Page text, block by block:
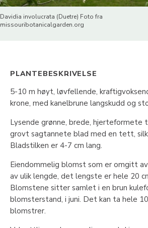
Davidia involucrata (Duetre) Foto fra
missouribotanicalgarden.org
PLANTEBESKRIVELSE
5-10 m høyt, løvfellende,
krone, med kanelbrune langskudd og
Lysende grønne, brede, hjerteformete
grovt sagtannete blad med en tett,
Bladstilken er 4-7 cm lang.
Eiendommelig blomst som er omgitt
av ulik lengde, det lengste er hele 20
Blomstene sitter samlet i en brun
blomsterstand, i juni. Det kan ta hele
blomstrer.